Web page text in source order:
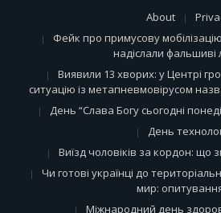
About
Фейк про примусову
надіслали фальшиві
Виявили 13 хворих: у Центрі
ситуацію із метапневмовірусом
День “Слава Богу сьогодні
День
Виїзд чоловіків за кордон: що
Чи готові українці до
мир:
Міжнародний день